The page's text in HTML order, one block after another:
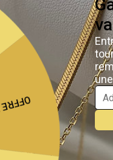
64,00 €Prix
Couleur *
Longueur de la
Sélectionner
Ecrin(boite) à